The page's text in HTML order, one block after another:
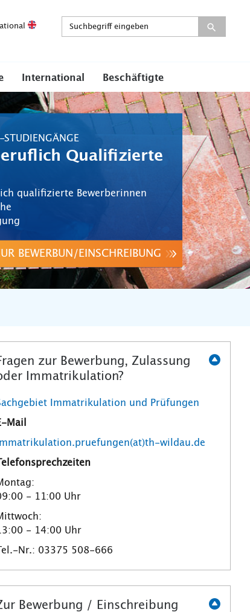
International Beschäftigte
STUDIENGÄNGE
Qualifizierte
qualifizierte Bewerberinnen
BEWERBUN/EINSCHREIBUNG
zur Bewerbung, Zulassung
Immatrikulation?
Immatrikulation und Prüfungen
Mail
wildau.de
- 11:00 Uhr
- 14:00 Uhr
Nr.: 03375 508-666
Bewerbung / Einschreibung